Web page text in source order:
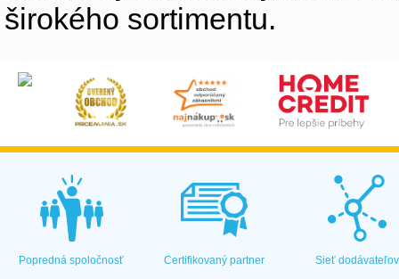
širokého sortimentu.
Popredná spoločnosť Certifikovaný partner Sieť dodávateľov